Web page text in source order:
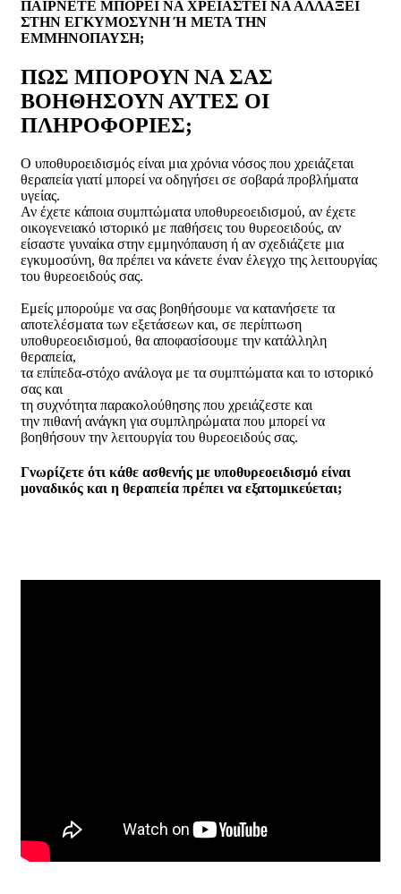
ΠΑΙΡΝΕΤΕ ΜΠΟΡΕΙ ΝΑ ΧΡΕΙΑΣΤΕΙ ΝΑ ΑΛΛΑΞΕΙ
ΣΤΗΝ ΕΓΚΥΜΟΣΥΝΗ Ή ΜΕΤΑ ΤΗΝ
ΕΜΜΗΝΟΠΑΥΣΗ;
ΠΩΣ ΜΠΟΡΟΥΝ ΝΑ ΣΑΣ
ΒΟΗΘΗΣΟΥΝ ΑΥΤΕΣ ΟΙ
ΠΛΗΡΟΦΟΡΙΕΣ;
Ο υποθυροειδισμός είναι μια χρόνια νόσος που χρειάζεται
θεραπεία γιατί μπορεί να οδηγήσει σε σοβαρά προβλήματα
υγείας.
Αν έχετε κάποια συμπτώματα υποθυρεοειδισμού, αν έχετε
οικογενειακό ιστορικό με παθήσεις του θυρεοειδούς, αν
είσαστε γυναίκα στην εμμηνόπαυση ή αν σχεδιάζετε μια
εγκυμοσύνη, θα πρέπει να κάνετε έναν έλεγχο της λειτουργίας
του θυρεοειδούς σας.
Εμείς μπορούμε να σας βοηθήσουμε να κατανήσετε τα
αποτελέσματα των εξετάσεων και, σε περίπτωση
υποθυρεοειδισμού, θα αποφασίσουμε την κατάλληλη
θεραπεία,
τα επίπεδα-στόχο ανάλογα με τα συμπτώματα και το ιστορικό
σας και
τη συχνότητα παρακολούθησης που χρειάζεστε και
την πιθανή ανάγκη για συμπληρώματα που μπορεί να
βοηθήσουν την λειτουργία του θυρεοειδούς σας.
Γνωρίζετε ότι κάθε ασθενής με υποθυρεοειδισμό είναι
μοναδικός και η θεραπεία πρέπει να εξατομικεύεται;